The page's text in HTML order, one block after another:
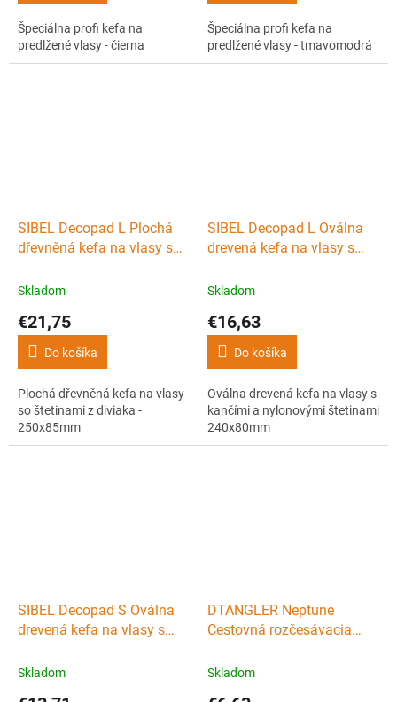
Špeciálna profi kefa na
predlžené vlasy - čierna
Špeciálna profi kefa na
predlžené vlasy - tmavomodrá
SIBEL Decopad L Plochá
dřevněná kefa na vlasy so
250x85mm
Skladom
€21,75
Do košíka
Plochá dřevněná kefa na vlasy
so štetinami z diviaka -
250x85mm
SIBEL Decopad L Oválna
drevená kefa na vlasy s
štetinami 240x80mm
Skladom
€16,63
Do košíka
Oválna drevená kefa na vlasy s
kančími a nylonovými štetinami
240x80mm
SIBEL Decopad S Oválna
drevená kefa na vlasy s
štetinami 220x70mm
Skladom
DTANGLER Neptune
Cestovná rozčesávacia
tyrkysová
Skladom